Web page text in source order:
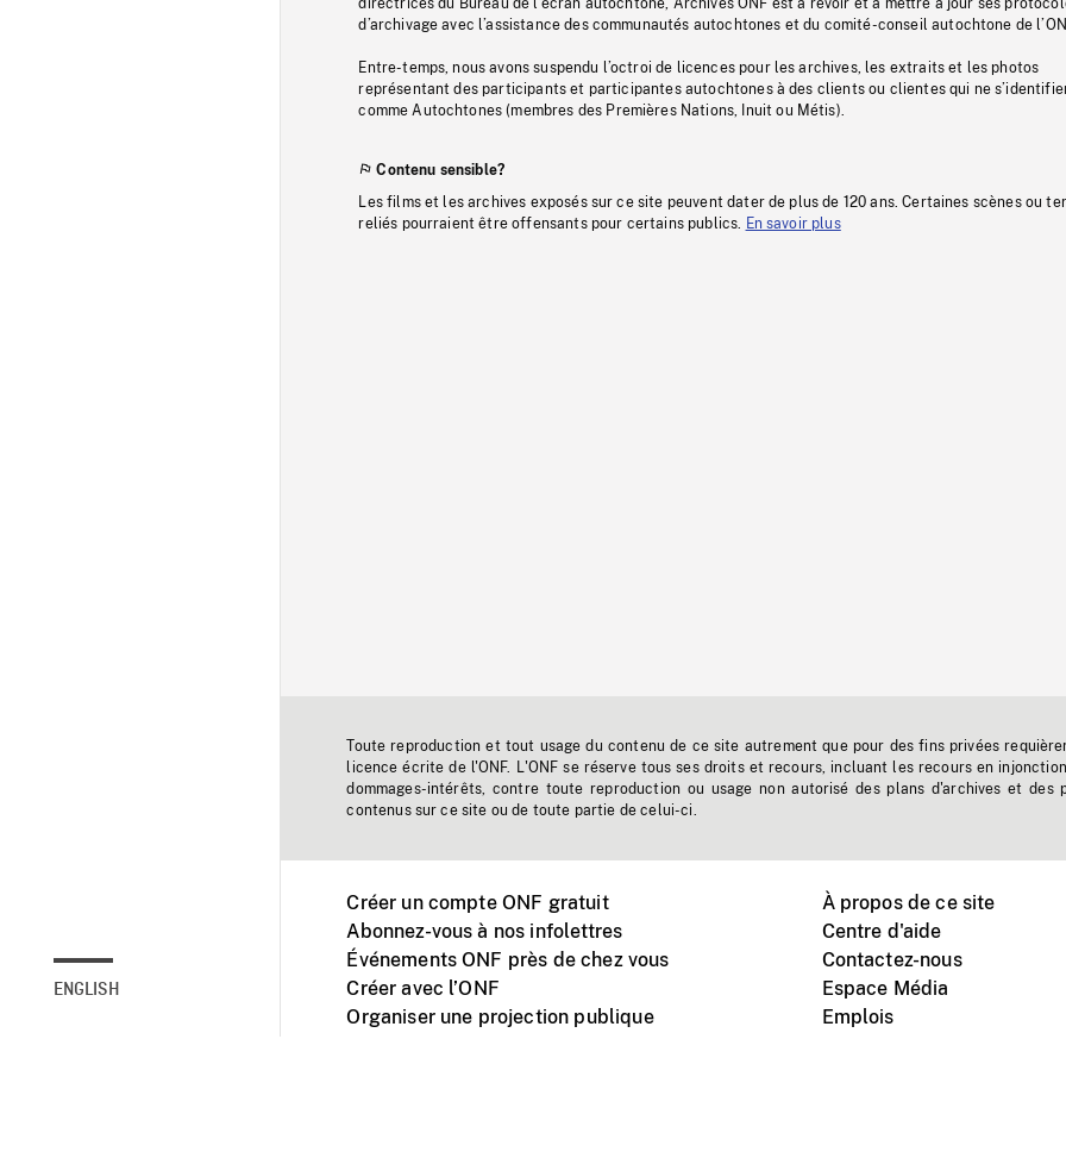
ENGLISH
d’archivage avec l’assistance des communautés autochtones et du comité-conseil autochtone de
Entre-temps, nous avons suspendu l’octroi de licences pour les archives, les extraits et les photos
représentant des participants et participantes autochtones à des clients ou clientes qui ne
comme Autochtones (membres des Premières Nations, Inuit ou Métis).
Contenu sensible?
Les films et les archives exposés sur ce site peuvent dater de plus de 120 ans. Certaines scènes ou
reliés pourraient être offensants pour certains publics.
En savoir plus
Toute reproduction et tout usage du contenu de ce site autrement que pour des fins privées
licence écrite de l'ONF. L'ONF se réserve tous ses droits et recours, incluant les recours en
dommages-intérêts, contre toute reproduction ou usage non autorisé des plans d'archives et des
contenus sur ce site ou de toute partie de celui-ci.
Créer un compte ONF gratuit
Abonnez-vous à nos infolettres
Événements ONF près de chez vous
Créer avec l’ONF
Organiser une projection publique
À propos de ce site
Centre d'aide
Contactez-nous
Espace Média
Emplois